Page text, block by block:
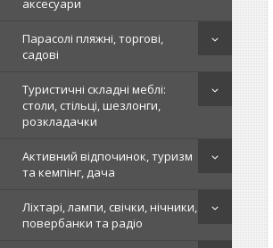
Парасолі пляжні, торгові,
садові
Туристичні складні меблі:
столи, стільці, шезлонги,
розкладачки
Активний відпочинок, туризм
та кемпінг, дача
Ліхтарі, лампи, свічки, нічники,
повербанки та радіо